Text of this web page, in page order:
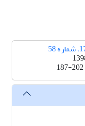
187-202